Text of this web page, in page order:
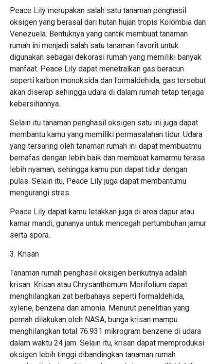
Peace Lily merupakan salah satu tanaman penghasil
oksigen yang berasal dari hutan hujan tropis Kolombia dan
Venezuela. Bentuknya yang cantik membuat tanaman
rumah ini menjadi salah satu tanaman favorit untuk
digunakan sebagai dekorasi rumah yang memiliki banyak
manfaat. Peace Lily dapat menetralkan gas beracun
seperti karbon monoksida dan formaldehida, gas tersebut
akan diserap sehingga udara di dalam rumah tetap terjaga
kebersihannya.
Selain itu tanaman penghasil oksigen satu ini juga dapat
membantu kamu yang memiliki permasalahan tidur. Udara
yang tersaring oleh tanaman rumah ini dapat membuatmu
bernafas dengan lebih baik dan membuat kamarmu terasa
lebih nyaman, sehingga kamu pun dapat tidur dengan
pulas. Selain itu, Peace Lily juga dapat membantumu
mengurangi stres.
Peace Lily dapat kamu letakkan juga di area dapur atau
kamar mandi, gunanya untuk mencegah pertumbuhan jamur
serta spora.
3. Krisan
Tanaman rumah penghasil oksigen berikutnya adalah
krisan. Krisan atau Chrysanthemum Morifolium dapat
menghilangkan zat berbahaya seperti formaldehida,
xylene, benzena dan amonia. Menurut penelitian yang
pernah dilakukan oleh NASA, bunga krisan mampu
menghilangkan total 76.931 mikrogram benzene di udara
dalam waktu 24 jam. Selain itu, krisan dapat memproduksi
oksigen lebih tinggi dibandingkan tanaman rumah